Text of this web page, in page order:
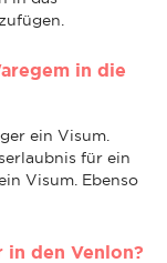
in die
ein Visum.
für ein
Visum. Ebenso
den Venlon?